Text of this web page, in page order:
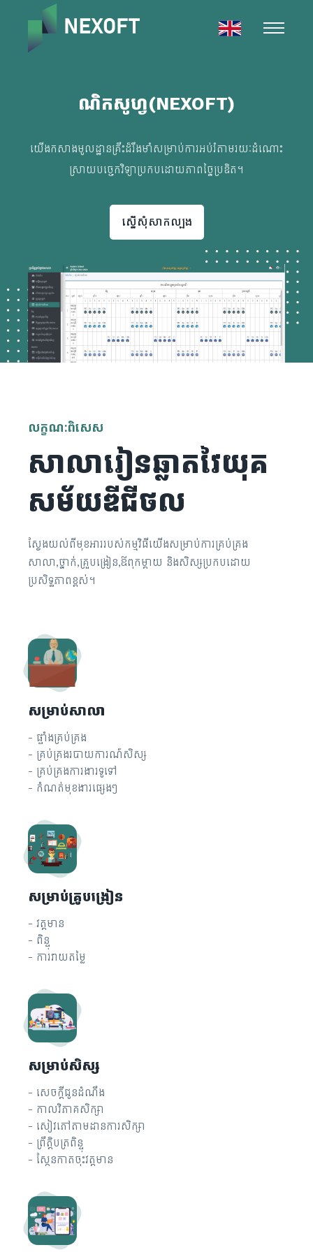
ណិកសូហ្វ(NEXOFT)
យើងកសាងមូលដ្ឋានគ្រឹះដ៏រឹងមាំសម្រាប់ការអប់រំតាមរយៈដំណោះ
ស្រាយបច្ចេកវិទ្យាប្រកបដោយភាពច្នៃប្រឌិត។
ស្នើសុំសាកល្បង
លក្ខណៈពិសេស
សាលារៀនឆ្លាតវៃយុគ
សម័យឌីជីថល
ស្វែងយល់ពីមុខអាររបស់កម្មវិធីយើងសម្រាប់ការគ្រប់គ្រង
សាលា,ថ្នាក់,គ្រួបង្រៀន,ឪពុកម្តាយ និងសិស្សប្រកបដោយ
ប្រសិទ្ធភាពខ្ពស់។
សម្រាប់សាលា
- ផ្ទាំងគ្រប់គ្រង
- គ្រប់គ្រងរបាយការណ៍សិស្ស
- គ្រប់គ្រងការងារទូទៅ
- កំណត់មុខងារផ្សេងៗ
សម្រាប់គ្រូបង្រៀន
- វត្តមាន
- ពិន្ទុ
- ការវាយតម្លៃ
សម្រាប់សិស្ស
- សេចក្តីជូនដំណឹង
- កាលវិភាគសិក្សា
- សៀវភៅតាមដានការសិក្សា
- ព្រឹត្តិបត្រពិន្ទុ
- ស្កែនកាតចុះវត្តមាន